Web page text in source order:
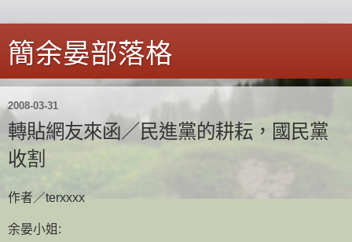
簡余晏部落格
2008-03-31
轉貼網友來函／民進黨的耕耘，國民黨
收割
作者／terxxxx
余晏小姐: